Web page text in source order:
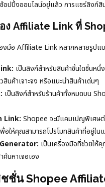
อปปิ้งออนไลน์อยู่แล้ว การแชร์ลิงก์สิ
ง Affiliate Link ที่
มือ Affiliate Link หลากหลายรูปแ
เป็นลิงก์สำหรับสินค้าชิ้นใดชิ้นห
สินค้าเจาะจง หรือแนะนำสินค้าเด่นๆ
เป็นลิงก์สำหรับร้านค้าทั้งหมดบน
Link: Shopee จะมีแคมเปญพิเศษ
ให้คุณสามารถโปรโมทสินค้าที่อยู่ใน
เป็นเครื่องมือที่ช่วยให้
นหาเจอเอง
ชั่น Shopee